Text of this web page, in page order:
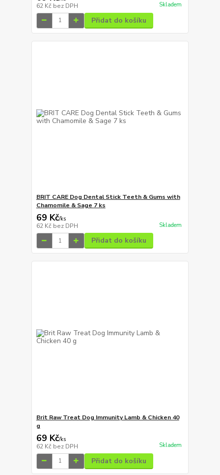
62 Kč bez DPH Skladem
Přidat do košíku
BRIT CARE Dog Dental Stick Teeth & Gums with
Chamomile & Sage 7 ks
69 Kč/ks
62 Kč bez DPH Skladem
Přidat do košíku
Brit Raw Treat Dog Immunity Lamb & Chicken 40
g
69 Kč/ks
62 Kč bez DPH Skladem
Přidat do košíku